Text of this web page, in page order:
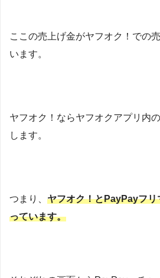
ここの売上げ金がヤフオク！での
います。
ヤフオク！ならヤフオクアプリ内
します。
つまり、 ヤフオク！とPayPayフ
っています。